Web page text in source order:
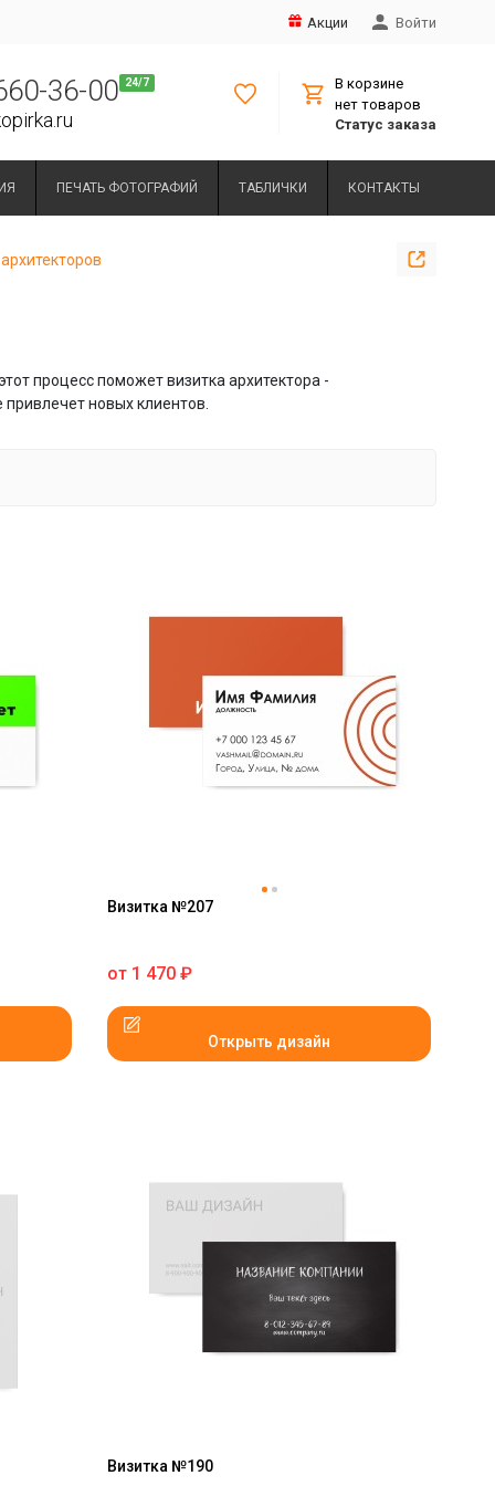
Акции Войти
36-00
В корзине
нет товаров
Статус заказа
ПЕЧАТЬ ФОТОГРАФИЙ ТАБЛИЧКИ КОНТАКТЫ
процесс поможет визитка архитектора -
новых клиентов.
Визитка №207
от 1 470 ₽
Открыть дизайн
Визитка №190